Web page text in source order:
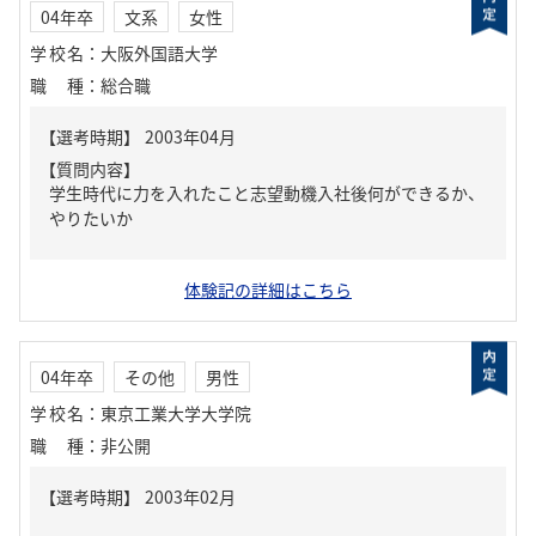
04年卒 文系
女性
学校名 ： 大阪外国語大学
職種 ： 総合職
【質問内容】
学生時代に力を入れたこと志望動機入社後何ができるか、
やりたいか
体験記の詳細はこちら
04年卒 その他
男性
学校名 ： 東京工業大学大学院
職種 ： 非公開